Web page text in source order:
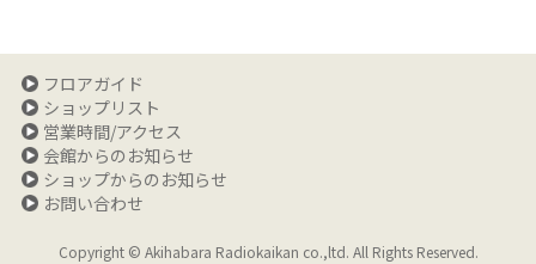
フロアガイド
ショップリスト
営業時間/アクセス
会館からのお知らせ
ショップからのお知らせ
お問い合わせ
Copyright © Akihabara Radiokaikan co.,ltd. All Rights Reserved.